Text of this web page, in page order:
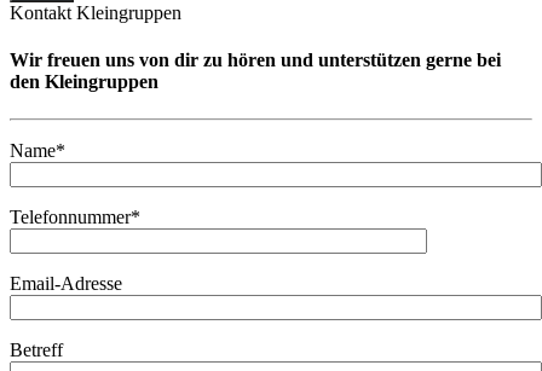
Kontakt Kleingruppen
Wir freuen uns von dir zu hören und unterstützen gerne bei
den Kleingruppen
Name*
Telefonnummer*
Email-Adresse
Betreff